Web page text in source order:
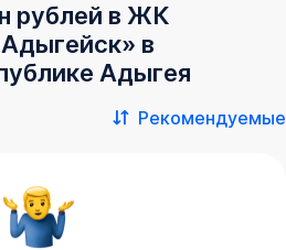
рублей в ЖК
в
Адыгея
Рекомендуемые